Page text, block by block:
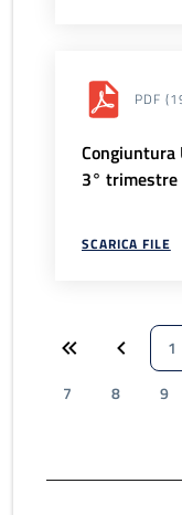
PDF
3° trimestre
SCARICA FILE
1
7
8 9